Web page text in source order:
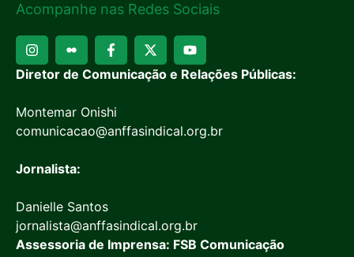
Acompanhe nas Redes Sociais
Diretor de Comunicação e Relações Públicas:
Montemar Onishi
comunicacao@anffasindical.org.br
Jornalista:
Danielle Santos
jornalista@anffasindical.org.br
Assessoria de Imprensa: FSB Comunicação